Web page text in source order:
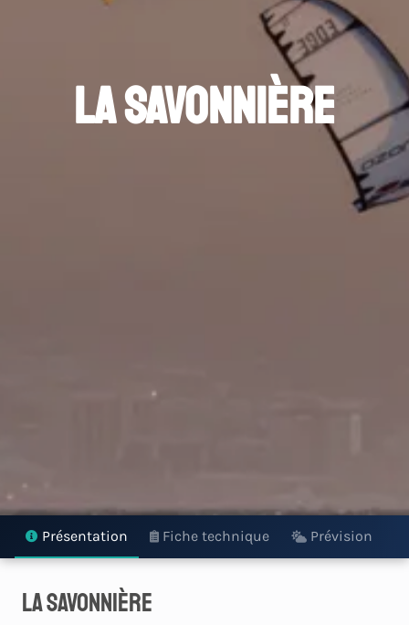
La Savonnière
Présentation Fiche technique Prévision
La Savonnière